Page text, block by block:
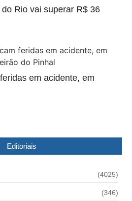
Rio vai superar R$ 36
em acidente, em
Editoriais
(4025)
(346)